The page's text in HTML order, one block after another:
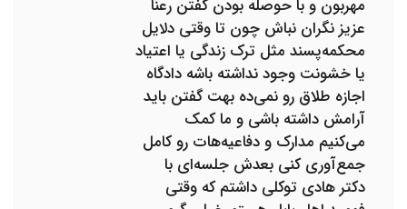
مهربون و با حوصله بودن گفتن رعنا
عزیز نگران نباش چون تا وقتی دلایل
محکمه‌پسند مثل ترک زندگی یا اعتیاد
یا خشونت وجود نداشته باشه دادگاه
اجازه طلاق رو نمی‌ده بهت گفتن باید
آرامش داشته باشی و ما کمک
می‌کنیم مدارک و دفاعیه‌هات رو کامل
جمع‌آوری کنی بعدش جلسه‌ای با
دکتر هادی توکلی داشتم که وقتی